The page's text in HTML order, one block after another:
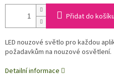
Přidat do košíku
LED nouzové světlo pro každou
požadavkům na nouzové osvětlení.
Detailní informace